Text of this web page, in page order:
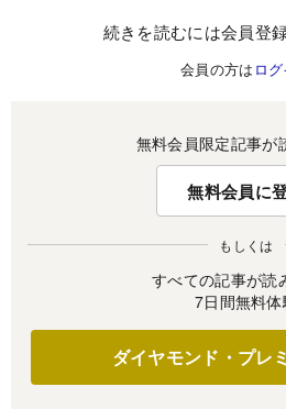
続きを読むには会員登
会員の方は ロ
無料会員限定記事が
無料会員に
もしくは
すべての記事が読
7日間無料
ダイヤモンド・プレ